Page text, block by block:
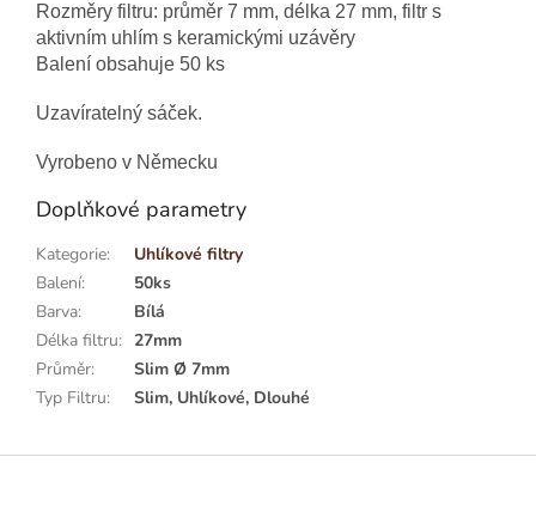
Rozměry filtru: průměr 7 mm, délka 27 mm, filtr s
aktivním uhlím s keramickými uzávěry
Balení obsahuje 50 ks
Uzavíratelný sáček.
Vyrobeno v Německu
Doplňkové parametry
Kategorie:
Uhlíkové filtry
Balení:
50ks
Barva:
Bílá
Délka filtru: 27mm
Průměr:
Slim Ø 7mm
Typ Filtru: Slim, Uhlíkové, Dlouhé
Z